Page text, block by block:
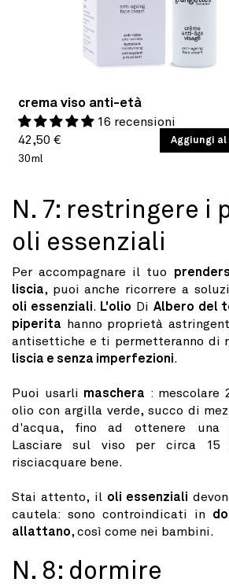
crema viso anti-età
16 recensioni
Prezzo
di
42,50 €
PREZZO
UNITARIO
/
30ml
Aggiungi
N. 7: restringere i
oli essenziali
Per accompagnare il tuo
liscia, puoi anche ricorrere a
oli essenziali. L'olio Di Albero del
piperita hanno proprietà
antisettiche e ti permetteranno di
liscia e senza imperfezioni.
Puoi usarli maschera : mescolare
olio con argilla verde, succo di
d'acqua, fino ad ottenere una
Lasciare sul viso per circa
risciacquare bene.
Stai attento, il oli essenziali
cautela: sono controindicati in
allattano, così come nei bambini.
N. 8: dormire